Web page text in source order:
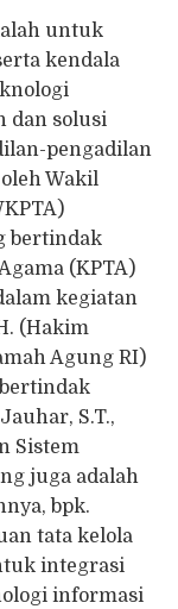
untuk
kendala
dan solusi
pengadilan
Wakil
bertindak
(KPTA)
kegiatan
(Hakim
Agung RI)
S.T.,
Sistem
juga adalah
bpk.
tata kelola
integrasi
informasi